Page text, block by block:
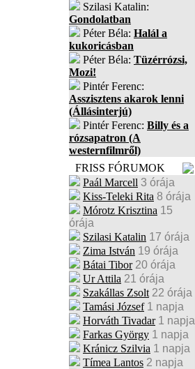
Szilasi Katalin:
Gondolatban
Péter Béla: Halál a
kukoricásban
Péter Béla: Tüzérrózsi,
Mozi!
Pintér Ferenc:
Asszisztens akarok lenni
(Állásinterjú)
Pintér Ferenc: Billy és a
rózsapatron (A
westernfilmről)
FRISS FÓRUMOK
Paál Marcell 3 órája
Kiss-Teleki Rita 8 órája
Mórotz Krisztina 15
órája
Szilasi Katalin 17 órája
Zima István 19 órája
Bátai Tibor 20 órája
Ur Attila 21 órája
Szakállas Zsolt 22 órája
Tamási József 1 napja
Horváth Tivadar 1 napja
Farkas György 1 napja
Kránicz Szilvia 1 napja
Tímea Lantos 2 napja